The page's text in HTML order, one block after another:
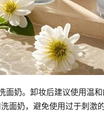
面奶。卸妆后建议使用温
面奶，避免使用过于刺激